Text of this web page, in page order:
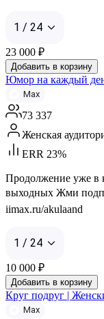
1 / 24
23 000 ₽
Добавить в корзину
Юмор на каждый
Max
73 337
Женская
ERR 23%
Продолжение уже в
выходных Жми
iimax.ru/akulaand
1 / 24
10 000 ₽
Добавить в корзину
Круг подруг |
Max